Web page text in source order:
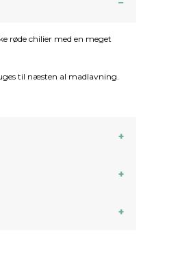
røde chilier med en meget
til næsten al madlavning.